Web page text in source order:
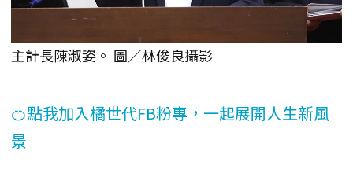
主計長陳淑姿。 圖／林俊良攝影
🍊點我加入橘世代FB粉專，一起展開人生新風
景